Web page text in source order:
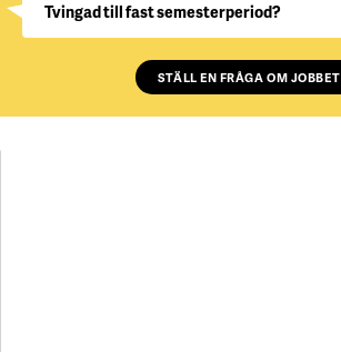
Tvingad till fast semesterperiod?
STÄLL EN FRÅGA OM JOBBET